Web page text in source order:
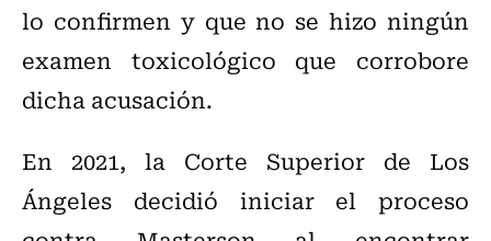
lo confirmen y que no se hizo ningún
examen toxicológico que corrobore
dicha acusación.
En 2021, la Corte Superior de Los
Ángeles decidió iniciar el proceso